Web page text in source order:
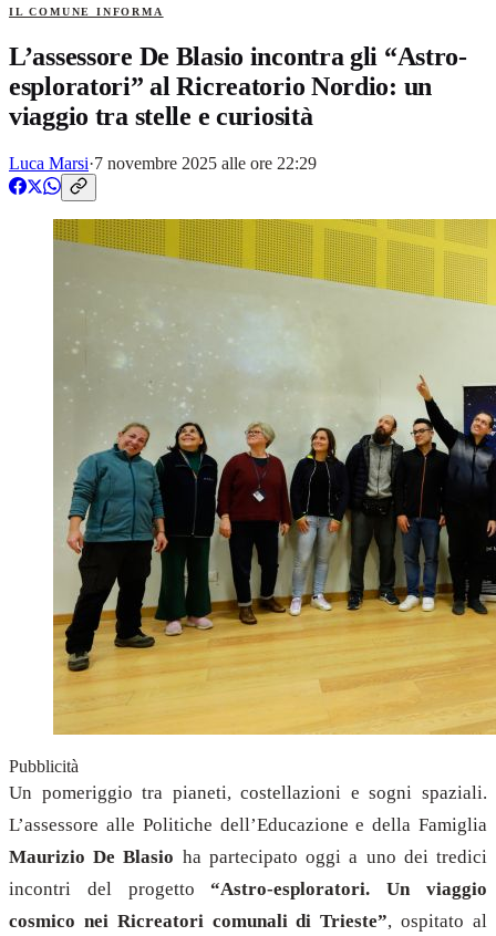
IL COMUNE INFORMA
L’assessore De Blasio incontra gli “Astro-
esploratori” al Ricreatorio Nordio: un
viaggio tra stelle e curiosità
Luca Marsi·7 novembre 2025 alle ore 22:29
Pubblicità
Un pomeriggio tra pianeti, costellazioni e sogni spaziali.
L’assessore alle Politiche dell’Educazione e della Famiglia
Maurizio De Blasio ha partecipato oggi a uno dei tredici
incontri del progetto“Astro-esploratori. Un viaggio
cosmico nei Ricreatori comunali di Trieste”, ospitato al